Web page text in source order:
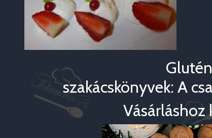
szakácskönyvek: A
Vásárláshoz